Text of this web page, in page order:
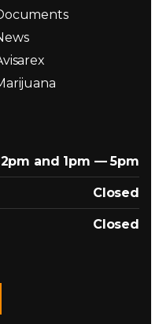
and 1pm — 5pm
Closed
Closed